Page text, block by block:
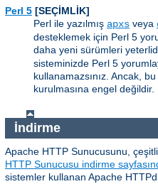
Perl 5 [SEÇİMLİK]
Perl ile yazılmış apxs veya
desteklemek için Perl 5
daha yeni sürümleri
sisteminizde Perl 5
kullanamazsınız. Ancak,
kurulmasına engel değildir.
İndirme
Apache HTTP Sunucusunu,
HTTP Sunucusu indirme
sistemler kullanan Apache HTTPd